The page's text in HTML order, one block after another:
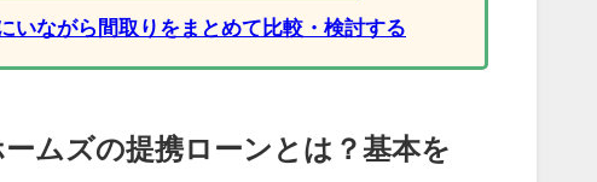
いながら間取りをまとめて比較・検討する
ムズの提携ローンとは？基本を